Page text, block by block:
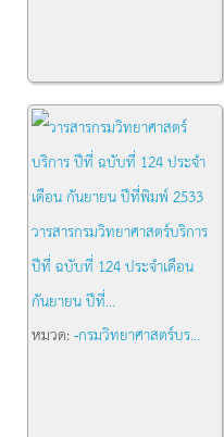
วารสารกรมวิทยาศาสตร์บริการ
ปีที่ ฉบับที่ 124 ประจำเดือน
กันยายน ปีที่...
หมวด:-กรมวิทยาศาสตร์บร...